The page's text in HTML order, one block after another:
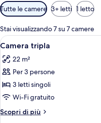
Filtri
disponibili
per
le
camere
Tutte le camere 3+ letti 1 letto
Stai visualizzando 7 su 7 camere
Apri
tutte
le
foto
per
Camera
tripla
5
Camera tripla
22 m²
Per 3 persone
3 letti singoli
Wi-Fi gratuito
Scopri di più
Altri